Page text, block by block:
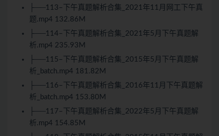
├──113–下午真题解析合集_2021年11月网工下午真
题.mp4 132.86M
├──114–下午真题解析合集_2021年5月下午真题解
析.mp4 235.93M
├──115–下午真题解析合集_2015年5月下午真题解
析_batch.mp4 181.82M
├──116–下午真题解析合集_2016年11月下午真题解
析_batch.mp4 153.80M
├──117–下午真题解析合集_2022年5月下午真题解
析.mp4 154.85M